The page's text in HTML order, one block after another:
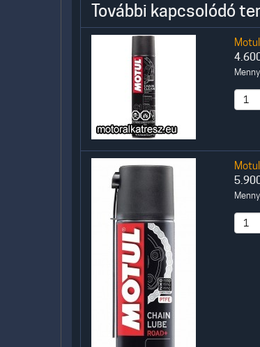
További kapcsolódó